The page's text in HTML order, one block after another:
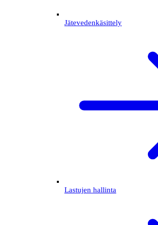
Jätevedenkäsittely
Lastujen hallinta